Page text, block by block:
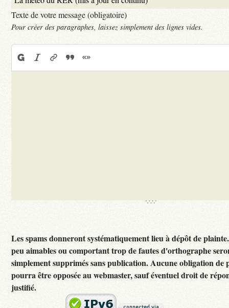
Texte de votre message (obligatoire)
Pour créer des paragraphes, laissez simplement des lignes vides.
Les spams donneront systématiquement lieu à dépôt de plainte.
peu aimables ou comportant trop de fautes d'orthographe
simplement supprimés sans publication. Aucune obligation de
pourra être opposée au webmaster, sauf éventuel droit de
justifié.